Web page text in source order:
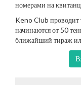
номерами на
Keno Club
начинаются от 50
ближайший тираж